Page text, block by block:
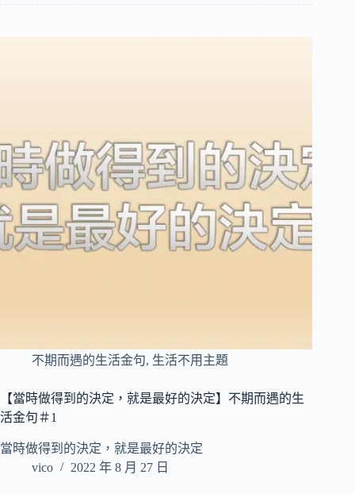
不期而遇的生活金句, 生活不用主題
【當時做得到的決定，就是最好的決定】不期而遇的生
活金句＃1
當時做得到的決定，就是最好的決定
vico
2022 年 8 月 27 日